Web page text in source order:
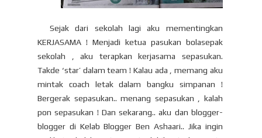
Sejak dari sekolah lagi aku mementingkan
KERJASAMA ! Menjadi ketua pasukan bolasepak
sekolah , aku terapkan kerjasama sepasukan.
Takde ‘star’ dalam team ! Kalau ada , memang aku
mintak coach letak dalam bangku simpanan !
Bergerak sepasukan.. menang sepasukan , kalah
pon sepasukan ! Dan sekarang.. aku dan blogger-
blogger di Kelab Blogger Ben Ashaari.. Jika ingin